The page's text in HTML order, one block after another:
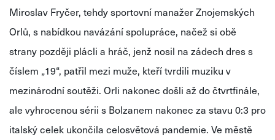
Miroslav Fryčer, tehdy sportovní manažer Znojemských
Orlů, s nabídkou navázání spolupráce, načež si obě
strany později plácli a hráč, jenž nosil na zádech dres s
číslem „19“, patřil mezi muže, kteří tvrdili muziku v
mezinárodní soutěži. Orli nakonec došli až do čtvrtfinále,
ale vyhrocenou sérii s Bolzanem nakonec za stavu 0:3 pro
italský celek ukončila celosvětová pandemie. Ve městě